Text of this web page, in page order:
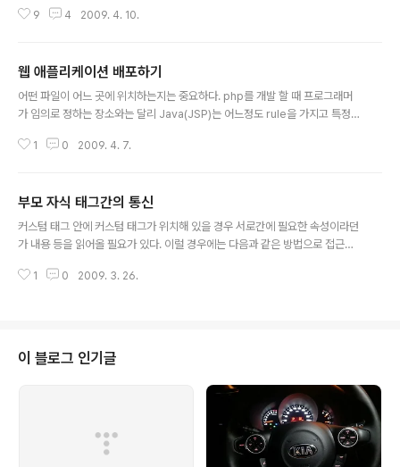
을 통해 누구인지 서버(컨테이너)가 알 수 있도록 체크하는
가 서버에 보낸 정보가 변경되지 않도록 하는 것이며, 기밀
성이란 중간에 해당 데이터를 엿보지 못하도록 하는 것이
다. 인증 및 인가 작업은 php에서도 많이 하는 작업이므로
세한 설정 방법 및 사용 법은 아래 예제들을 통해 알 수 있
9 4 2009. 4. 10.
웹 애플리케이션 배포하기
어떤 파일이 어느 곳에 위치하는지는 중요하다. php를 개발 할 때 프로그래머
가 임의로 정하는 장소와는 달리 Java(JSP)는 어느정도 rule을 가지고 특정
따라서 중요한 몇개의 파일 타입별 배포 위치에 대해 정리해 보면 아래와 같다.
케이션에서 접근을 하게 만들 경우를 위해서 배포할 순 있다. 태그파일(.tag) -
http://www.4te.co.kr/567 참고 WEB-INF/tags 디렉토리에 배포 DD 파
일 이름은 web.xml이어야 하며 WEB-IN..
1 0 2009. 4. 7.
부모 자식 태그간의 통신
커스텀 태그 안에 커스텀 태그가 위치해 있을 경우 서로간에 필요한 속성이라던
가 내용 등을 읽어올 필요가 있다. 이럴 경우에는 다음과 같은 방법으로 접근할
dLevel com.example.tag.NestedLevelTag JSP NestedLevelTag.
stedL..
1 0 2009. 3. 26.
이 블로그 인기글